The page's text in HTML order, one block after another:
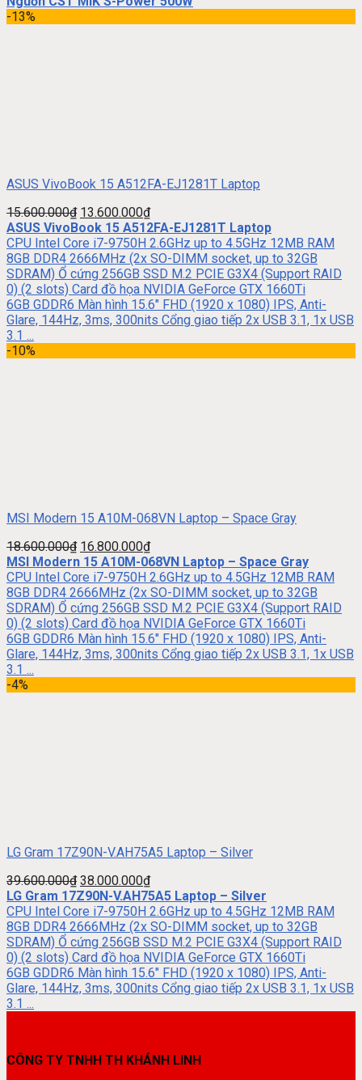
-13%
ASUS VivoBook 15 A512FA-EJ1281T Laptop
15.600.000₫ 13.600.000₫
ASUS VivoBook 15 A512FA-EJ1281T Laptop
CPU Intel Core i7-9750H 2.6GHz up to 4.5GHz 12MB RAM
8GB DDR4 2666MHz (2x SO-DIMM socket, up to 32GB
SDRAM) Ổ cứng 256GB SSD M.2 PCIE G3X4 (Support RAID
0) (2 slots) Card đồ họa NVIDIA GeForce GTX 1660Ti
6GB GDDR6 Màn hình 15.6″ FHD (1920 x 1080) IPS, Anti-
Glare, 144Hz, 3ms, 300nits Cổng giao tiếp 2x USB 3.1, 1x USB
3.1 ...
-10%
MSI Modern 15 A10M-068VN Laptop – Space Gray
18.600.000₫ 16.800.000₫
MSI Modern 15 A10M-068VN Laptop – Space Gray
CPU Intel Core i7-9750H 2.6GHz up to 4.5GHz 12MB RAM
8GB DDR4 2666MHz (2x SO-DIMM socket, up to 32GB
SDRAM) Ổ cứng 256GB SSD M.2 PCIE G3X4 (Support RAID
0) (2 slots) Card đồ họa NVIDIA GeForce GTX 1660Ti
6GB GDDR6 Màn hình 15.6″ FHD (1920 x 1080) IPS, Anti-
Glare, 144Hz, 3ms, 300nits Cổng giao tiếp 2x USB 3.1, 1x USB
3.1 ...
-4%
LG Gram 17Z90N-V.AH75A5 Laptop – Silver
39.600.000₫ 38.000.000₫
LG Gram 17Z90N-V.AH75A5 Laptop – Silver
CPU Intel Core i7-9750H 2.6GHz up to 4.5GHz 12MB RAM
8GB DDR4 2666MHz (2x SO-DIMM socket, up to 32GB
SDRAM) Ổ cứng 256GB SSD M.2 PCIE G3X4 (Support RAID
0) (2 slots) Card đồ họa NVIDIA GeForce GTX 1660Ti
6GB GDDR6 Màn hình 15.6″ FHD (1920 x 1080) IPS, Anti-
Glare, 144Hz, 3ms, 300nits Cổng giao tiếp 2x USB 3.1, 1x USB
3.1 ...
CÔNG TY TNHH TH KHÁNH LINH